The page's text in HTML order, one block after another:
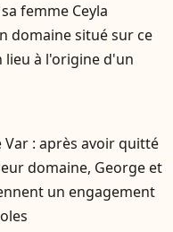
femme Ceyla
domaine situé sur ce
lieu à l'origine d'un
Var : après avoir quitté
domaine, George et
un engagement